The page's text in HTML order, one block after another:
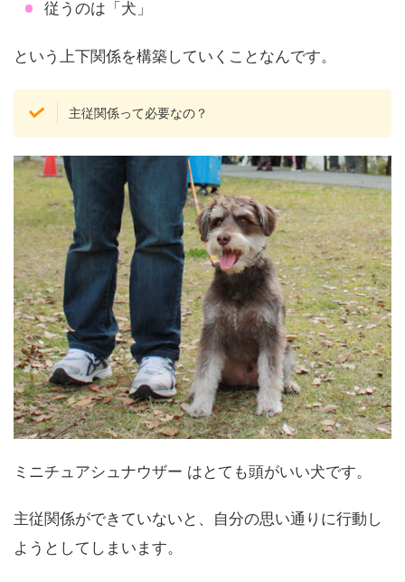
従うのは「犬」
という上下関係を構築していくことなんです。
主従関係って必要なの？
ミニチュアシュナウザー はとても頭がいい犬です。
主従関係ができていないと、自分の思い通りに行動し
ようとしてしまいます。